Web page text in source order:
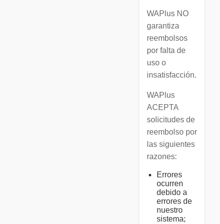
WAPlus NO
garantiza
reembolsos
por falta de
uso o
insatisfacción.
WAPlus
ACEPTA
solicitudes de
reembolso por
las siguientes
razones:
Errores
ocurren
debido a
errores de
nuestro
sistema;